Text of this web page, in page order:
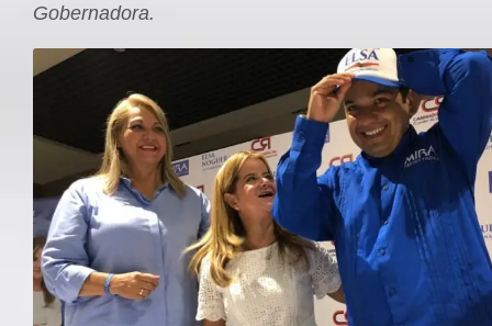
Internacional
OPINIÓN
facebook
Twitter
Instagram
Registro ISSN: 2711-3299
Gobernadora.